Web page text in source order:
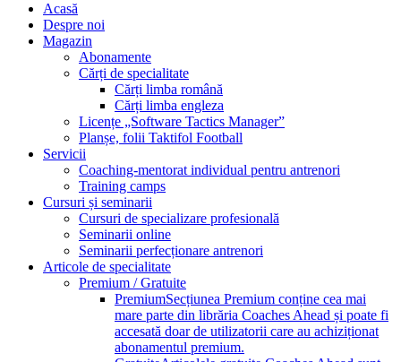
Acasă
Despre noi
Magazin
Abonamente
Cărți de specialitate
Cărți limba română
Cărți limba engleza
Licențe „Software Tactics Manager”
Planșe, folii Taktifol Football
Servicii
Coaching-mentorat individual pentru antrenori
Training camps
Cursuri și seminarii
Cursuri de specializare profesională
Seminarii online
Seminarii perfecționare antrenori
Articole de specialitate
Premium / Gratuite
PremiumSecțiunea Premium conține cea mai
mare parte din librăria Coaches Ahead și poate fi
accesată doar de utilizatorii care au achiziționat
abonamentul premium.